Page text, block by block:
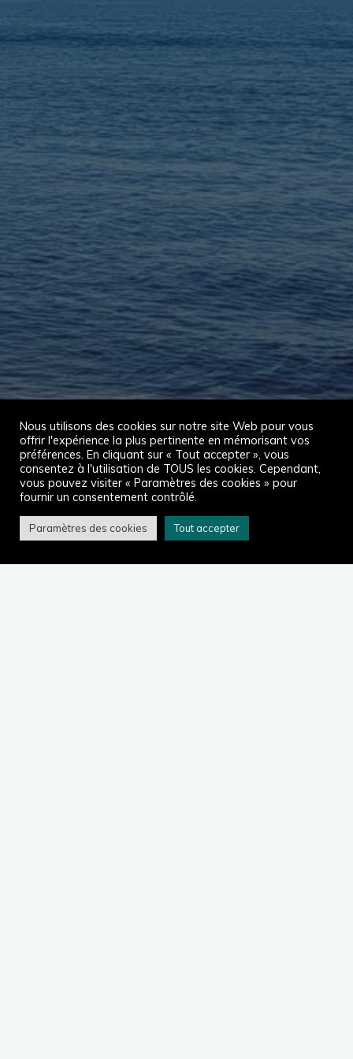
Accueil2025
Nous utilisons des cookies sur notre site Web pour vous
offrir l'expérience la plus pertinente en mémorisant vos
préférences. En cliquant sur « Tout accepter », vous
consentez à l'utilisation de TOUS les cookies. Cependant,
vous pouvez visiter « Paramètres des cookies » pour
fournir un consentement contrôlé.
Paramètres des cookies Tout accepter